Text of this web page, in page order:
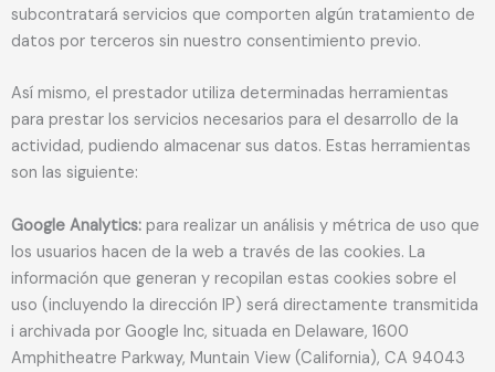
subcontratará servicios que comporten algún tratamiento de
datos por terceros sin nuestro consentimiento previo.
Así mismo, el prestador utiliza determinadas herramientas
para prestar los servicios necesarios para el desarrollo de la
actividad, pudiendo almacenar sus datos. Estas herramientas
son las siguiente:
Google Analytics: para realizar un análisis y métrica de uso que
los usuarios hacen de la web a través de las cookies. La
información que generan y recopilan estas cookies sobre el
uso (incluyendo la dirección IP) será directamente transmitida
i archivada por Google Inc, situada en Delaware, 1600
Amphitheatre Parkway, Muntain View (California), CA 94043